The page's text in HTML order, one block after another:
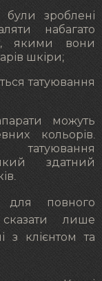
були зроблені
набагато
якими вони
шкіри;
татуювання
можуть
кольорів.
здатний
для повного
лише
з клієнтом та